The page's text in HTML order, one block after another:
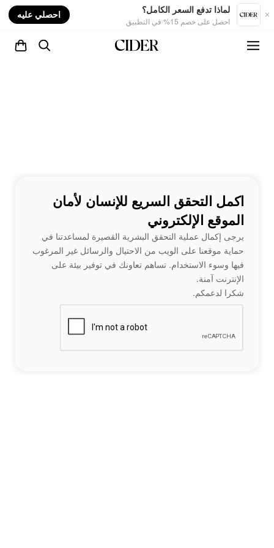
لماذا تدفع السعر الكامل؟
احصل على خصم 15% في التطبيق
احصلي عليه
اكمل التحقق السريع للإنسان لأمان
الموقع الإلكتروني
يرجى إكمال عملية التحقق البشرية القصيرة لمساعدتنا في
حماية موقعنا على الويب من الاحتيال والرسائل غير المرغوب
فيها وسوء الاستخدام. تساهم تعاونك في توفير بيئة على
الإنترنت آمنة.
شكرا لدعمكم.